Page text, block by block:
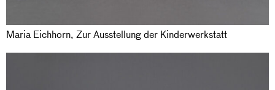
Maria Eichhorn, Zur Ausstellung der Kinderwerkstatt